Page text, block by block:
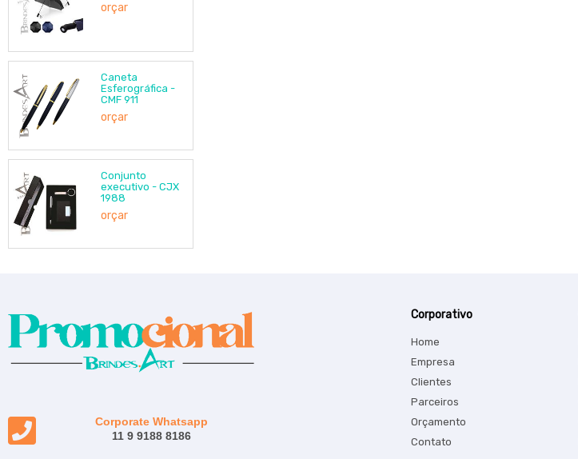
orçar
Caneta
Esferográfica -
CMF 911
orçar
Conjunto
executivo - CJX
1988
orçar
Corporate Whatsapp
11 9 9188 8186
Corporativo
Home
Empresa
Clientes
Parceiros
Orçamento
Contato